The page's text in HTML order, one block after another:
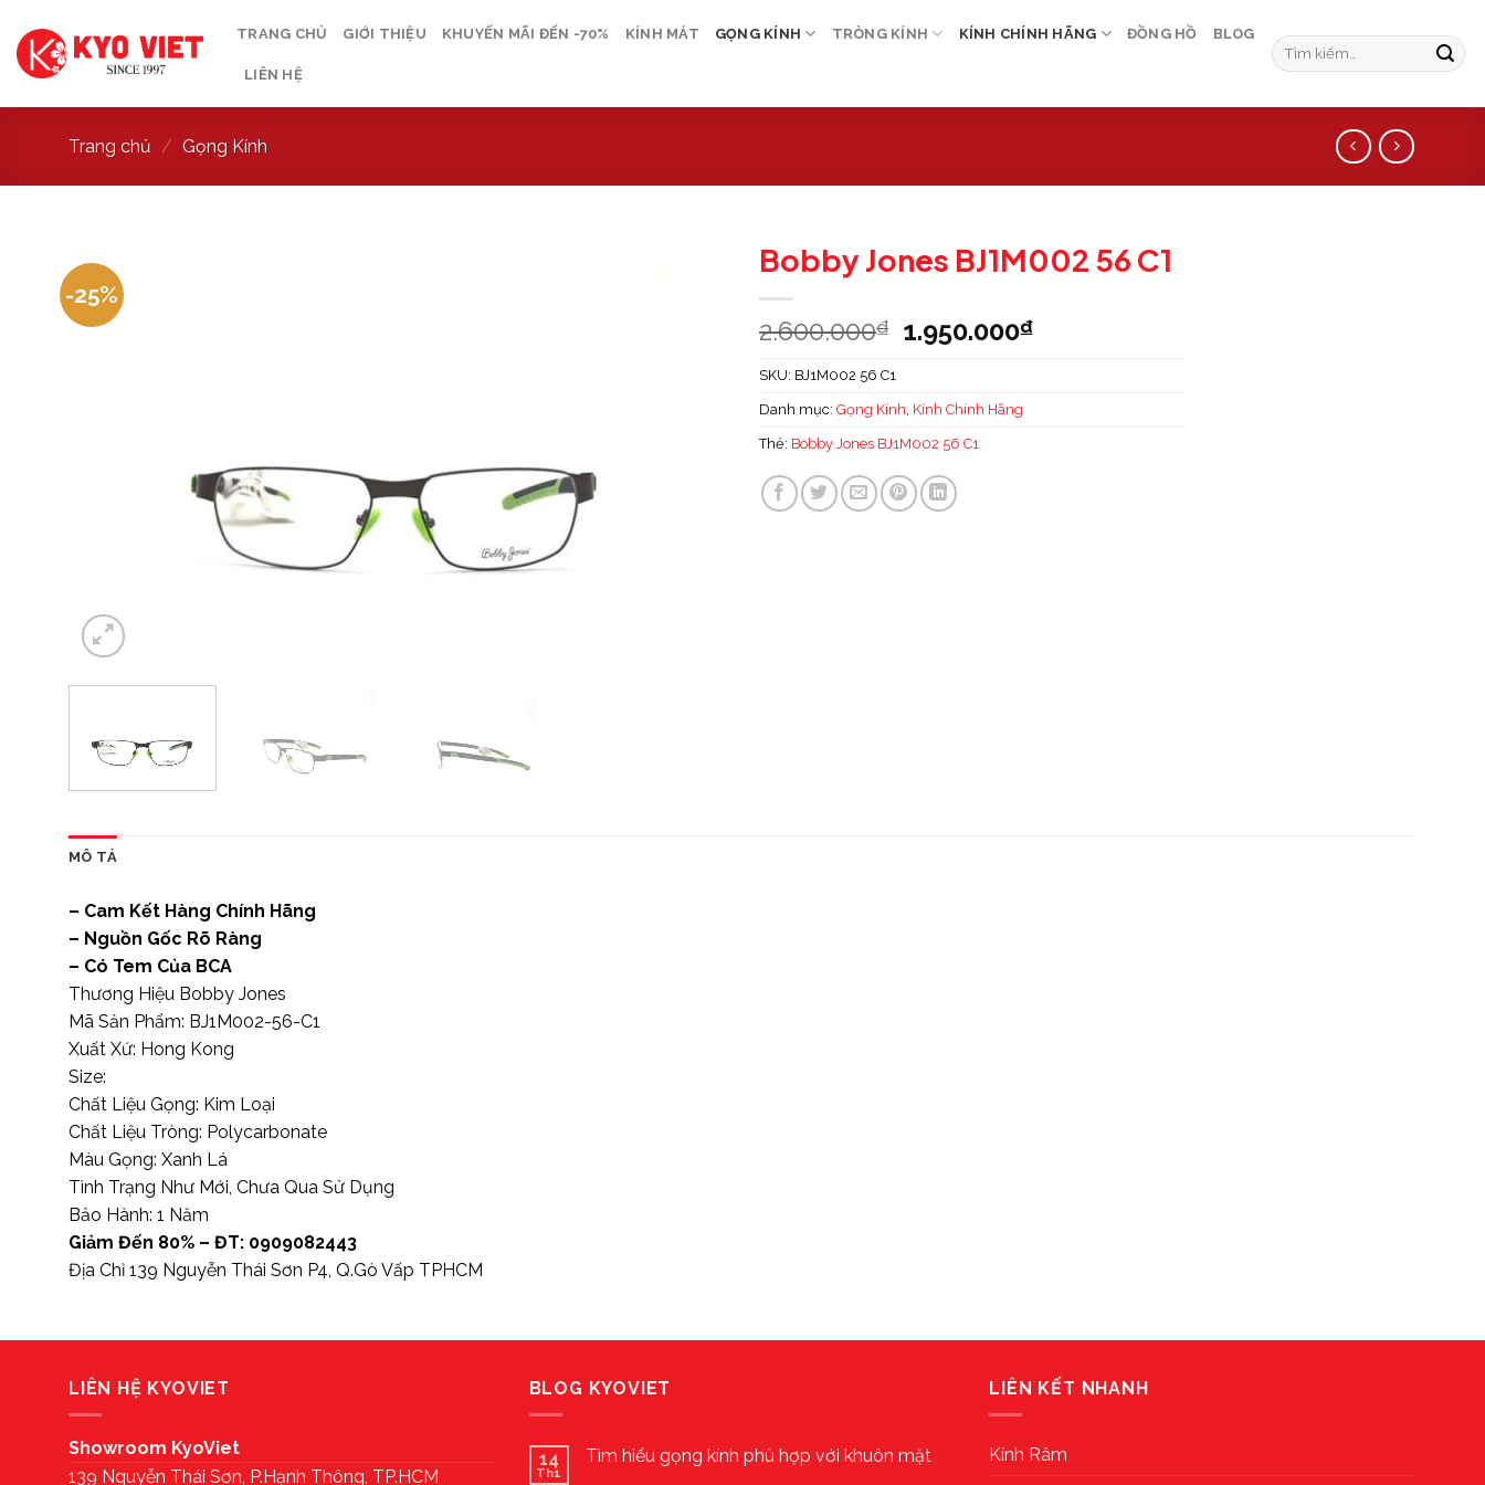
TRANG CHỦ GIỚI THIỆU KHUYẾN MÃI ĐẾN -70% KÍNH MÁT GỌNG KÍNH TRÒNG KÍNH KÍNH CHÍNH HÃNG ĐỒNG HỒ BLOG
LIÊN HỆ
Trang chủ / Gọng Kính
-25%
Bobby Jones BJ1M002 56 C1
2.600.000₫ 1.950.000₫
SKU: BJ1M002 56 C1
Danh mục: Gọng Kính, Kính Chính Hãng
Thẻ: Bobby Jones BJ1M002 56 C1
MÔ TẢ
– Cam Kết Hàng Chính Hãng
– Nguồn Gốc Rõ Ràng
– Có Tem Của BCA
Thương Hiệu Bobby Jones
Mã Sản Phẩm: BJ1M002-56-C1
Xuất Xứ: Hong Kong
Size:
Chất Liệu Gọng: Kim Loại
Chất Liệu Tròng: Polycarbonate
Màu Gọng: Xanh Lá
Tình Trạng Như Mới, Chưa Qua Sử Dụng
Bảo Hành: 1 Năm
Giảm Đến 80% – ĐT: 0909082443
Địa Chỉ 139 Nguyễn Thái Sơn P4, Q.Gò Vấp TPHCM
LIÊN HỆ KYOVIET
Showroom KyoViet
139 Nguyễn Thái Sơn, P.Hạnh Thông, TP.HCM
BLOG KYOVIET
14
Th1
Tìm hiểu gọng kính phù hợp với khuôn mặt
LIÊN KẾT NHANH
Kính Râm